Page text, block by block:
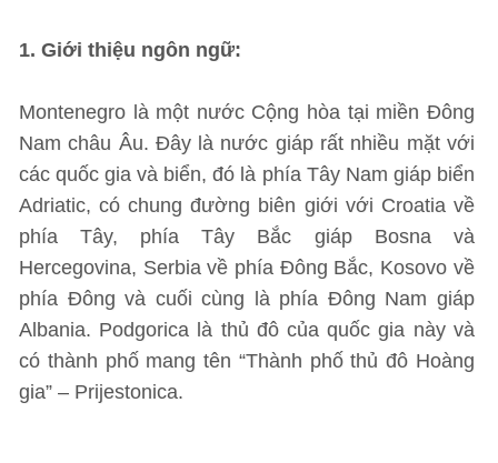
1. Giới thiệu ngôn ngữ:
Montenegro là một nước Cộng hòa tại miền Đông
Nam châu Âu. Đây là nước giáp rất nhiều mặt với
các quốc gia và biển, đó là phía Tây Nam giáp biển
Adriatic, có chung đường biên giới với Croatia về
phía Tây, phía Tây Bắc giáp Bosna và
Hercegovina, Serbia về phía Đông Bắc, Kosovo về
phía Đông và cuối cùng là phía Đông Nam giáp
Albania. Podgorica là thủ đô của quốc gia này và
có thành phố mang tên “Thành phố thủ đô Hoàng
gia” – Prijestonica.